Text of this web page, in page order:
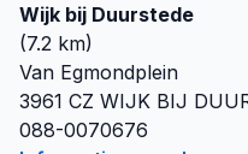
Wijk bij Duurstede
(7.2 km)
Van Egmondplein
3961 CZ WIJK BIJ
088-0070676